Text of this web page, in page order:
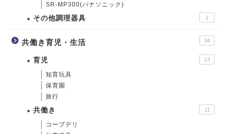
SR-MP300(パナソニック)
その他調理器具 1
共働き育児・生活 34
育児 13
知育玩具
保育園
旅行
共働き 11
コープデリ